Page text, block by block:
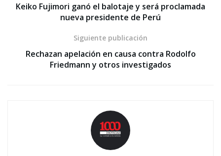
Keiko Fujimori ganó el balotaje y será proclamada
nueva presidente de Perú
Siguiente publicación
Rechazan apelación en causa contra Rodolfo
Friedmann y otros investigados